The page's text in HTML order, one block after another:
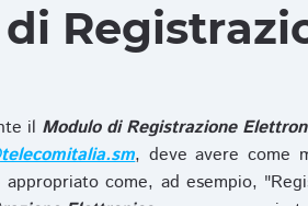
il Modulo di Registrazione
, deve avere come
come, ad esempio,